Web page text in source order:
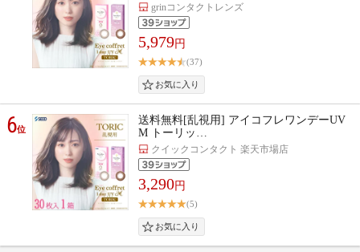
grinコンタクトレンズ
5,979円
(37)
6位
送料無料[乱視用] アイコフレワンデーUV
M トーリッ…
クイックコンタクト 楽天市場店
3,290円
(5)